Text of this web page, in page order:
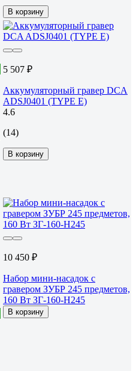
В корзину
5 507 ₽
Аккумуляторный гравер DCA
ADSJ0401 (TYPE E)
4.6
(14)
В корзину
10 450 ₽
Набор мини-насадок с
гравером ЗУБР 245 предметов,
160 Вт ЗГ-160-H245
В корзину